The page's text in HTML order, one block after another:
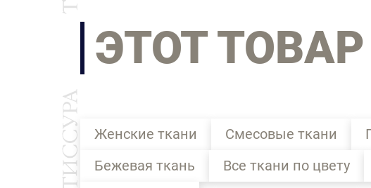
ЭТОТ ТОВАР
Женские ткани Смесовые ткани
Бежевая ткань
Все ткани по цвету